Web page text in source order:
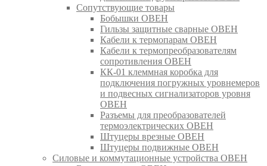
Сопутствующие товары
Бобышки ОВЕН
Гильзы защитные сварные ОВЕН
Кабели к термопарам ОВЕН
Кабели к термопреобразователям
сопротивления ОВЕН
КК-01 клеммная коробка для
подключения погружных уровнемеров
и подвесных сигнализаторов уровня
ОВЕН
Разъемы для преобразователей
термоэлектрических ОВЕН
Штуцеры врезные ОВЕН
Штуцеры подвижные ОВЕН
Силовые и коммутационные устройства ОВЕН